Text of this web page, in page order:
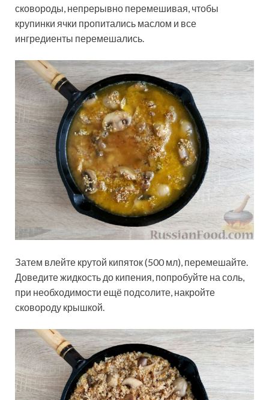
сковороды, непрерывно перемешивая, чтобы
крупинки ячки пропитались маслом и все
ингредиенты перемешались.
Затем влейте крутой кипяток (500 мл), перемешайте.
Доведите жидкость до кипения, попробуйте на соль,
при необходимости ещё подсолите, накройте
сковороду крышкой.